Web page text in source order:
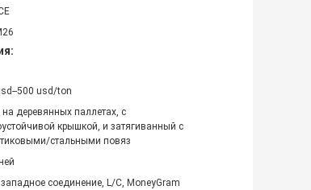
500 usd/ton
на деревянных паллетах, с
крышкой, и затягиванный с
стальными повяз
соединение, L/C, MoneyGram